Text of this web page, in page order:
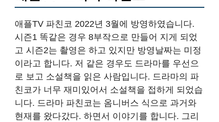
애플TV 파친코 2022년 3월에 방영하였습니다.
시즌1 똑같은 경우 8부작으로 만들어 지게 되었
고 시즌2는 촬영은 하고 있지만 방영날짜는 미정
이라고 합니다. 저 같은 경우도 드라마를 우선으
로 보고 소설책을 읽은 사람입니다. 드라마의 파
친코가 너무 재미있어서 소설책을 접하게 되었습
니다. 드라마 파친코는 옴니버스 식으로 과거와
현재를 왔다갔다. 하면서 이야기를 합니다. 그리